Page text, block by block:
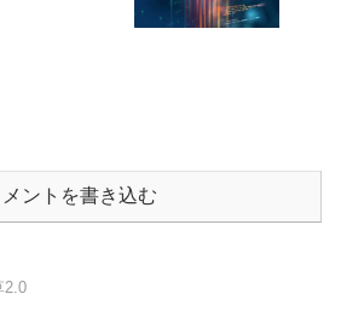
メントを書き込む
2.0